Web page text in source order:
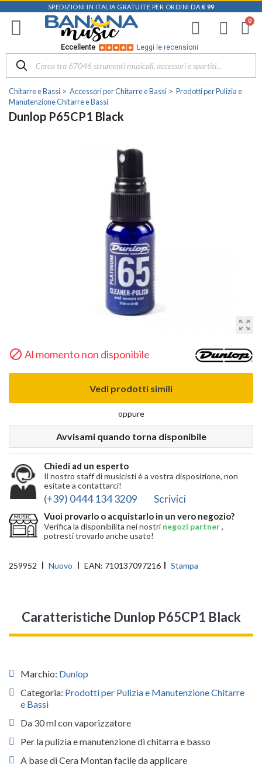
SPEDIZIONI IN ITALIA GRATUITE PER ORDINI DA € 99
Eccellente Leggi le recensioni
Chitarre e Bassi Accessori per Chitarre e Bassi
Prodotti per Pulizia e
Manutenzione Chitarre e Bassi
Dunlop P65CP1 Black
zoom_out_map
 Al momento non disponibile
Vedi prodotti simili
oppure
Avvisami quando torna disponibile
Chiedi ad un esperto
Il nostro staff di musicisti è a vostra disposizione, non
esitate a contattarci!
(+39) 0444 134 3209 Scrivici
Vuoi provarlo o acquistarlo in un vero negozio?
Verifica la disponibilita nei nostri negozi partner,
potresti trovarlo anche usato!
259952 Nuovo EAN: 710137097216 Stampa
Caratteristiche Dunlop P65CP1 Black
Marchio: Dunlop
Categoria: Prodotti per Pulizia e Manutenzione Chitarre
e Bassi
Da 30 ml con vaporizzatore
Per la pulizia e manutenzione di chitarra e basso
A base di Cera Montan facile da applicare